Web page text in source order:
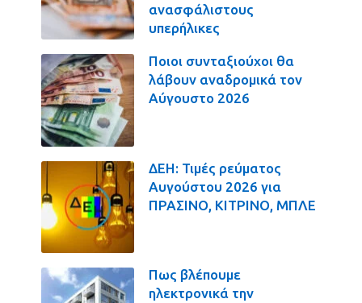
ανασφάλιστους
υπερήλικες
Ποιοι συνταξιούχοι θα
λάβουν αναδρομικά τον
Αύγουστο 2026
ΔΕΗ: Τιμές ρεύματος
Αυγούστου 2026 για
ΠΡΑΣΙΝΟ, ΚΙΤΡΙΝΟ, ΜΠΛΕ
Πως βλέπουμε
ηλεκτρονικά την